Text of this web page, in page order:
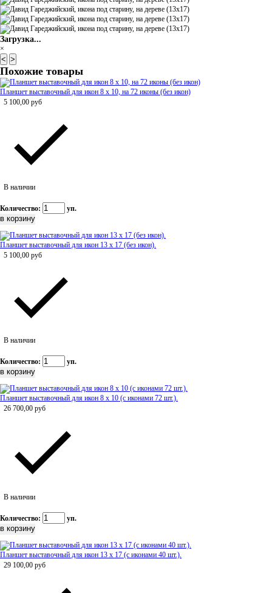
Загрузка...
×
< >
Похожие товары
Планшет выставочный для икон 8 х 10, на 72 иконы (без икон)
5 100,00 руб
В наличии
Количество: уп.
Планшет выставочный для икон 13 х 17 (без икон).
5 100,00 руб
В наличии
Количество: уп.
Планшет выставочный для икон 8 х 10 (с иконами 72 шт.).
26 700,00 руб
В наличии
Количество: уп.
Планшет выставочный для икон 13 х 17 (с иконами 40 шт.).
29 100,00 руб